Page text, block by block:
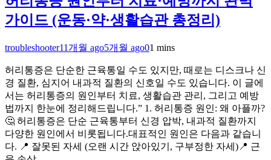
가이드 (운동·약·생활습관 총정리)
troubleshooter11개월 ago5개월 ago01 mins
허리통증은 단순한 근육통일 수도 있지만, 때로는 디스크나 신
경 질환, 심지어 내과적 질환의 신호일 수도 있습니다. 이 글에
서는 허리통증의 원인부터 치료, 생활습관 관리, 그리고 예방
법까지 한눈에 정리해드립니다.” 1. 허리통증 원인: 왜 아플까?
🤔 허리통증은 단순 근육통부터 신경 압박, 내과적 질환까지
다양한 원인에서 비롯됩니다.대표적인 원인은 다음과 같습니
다. 📍 잘못된 자세 (오랜 시간 앉아있기, 구부정한 자세)📍 근